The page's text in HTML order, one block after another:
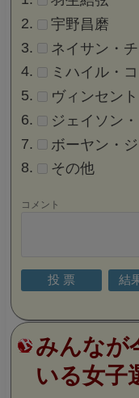
宇野昌磨
ネイサン・
ミハイル・
ヴィンセン
ジェイソン
ボーヤン・
その他
コメント
みんなが
いる女子